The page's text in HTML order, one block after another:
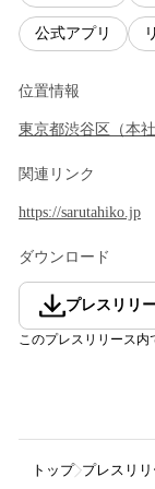
公式アプリ
位置情報
東京都渋谷区 （本
関連リンク
https://sarutahiko.jp
ダウンロード
プレスリリ
このプレスリリース
トップ プレスリリ